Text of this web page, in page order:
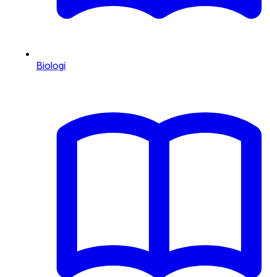
Biologi